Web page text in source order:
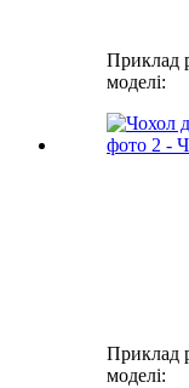
Приклад
моделі:
Приклад
моделі: